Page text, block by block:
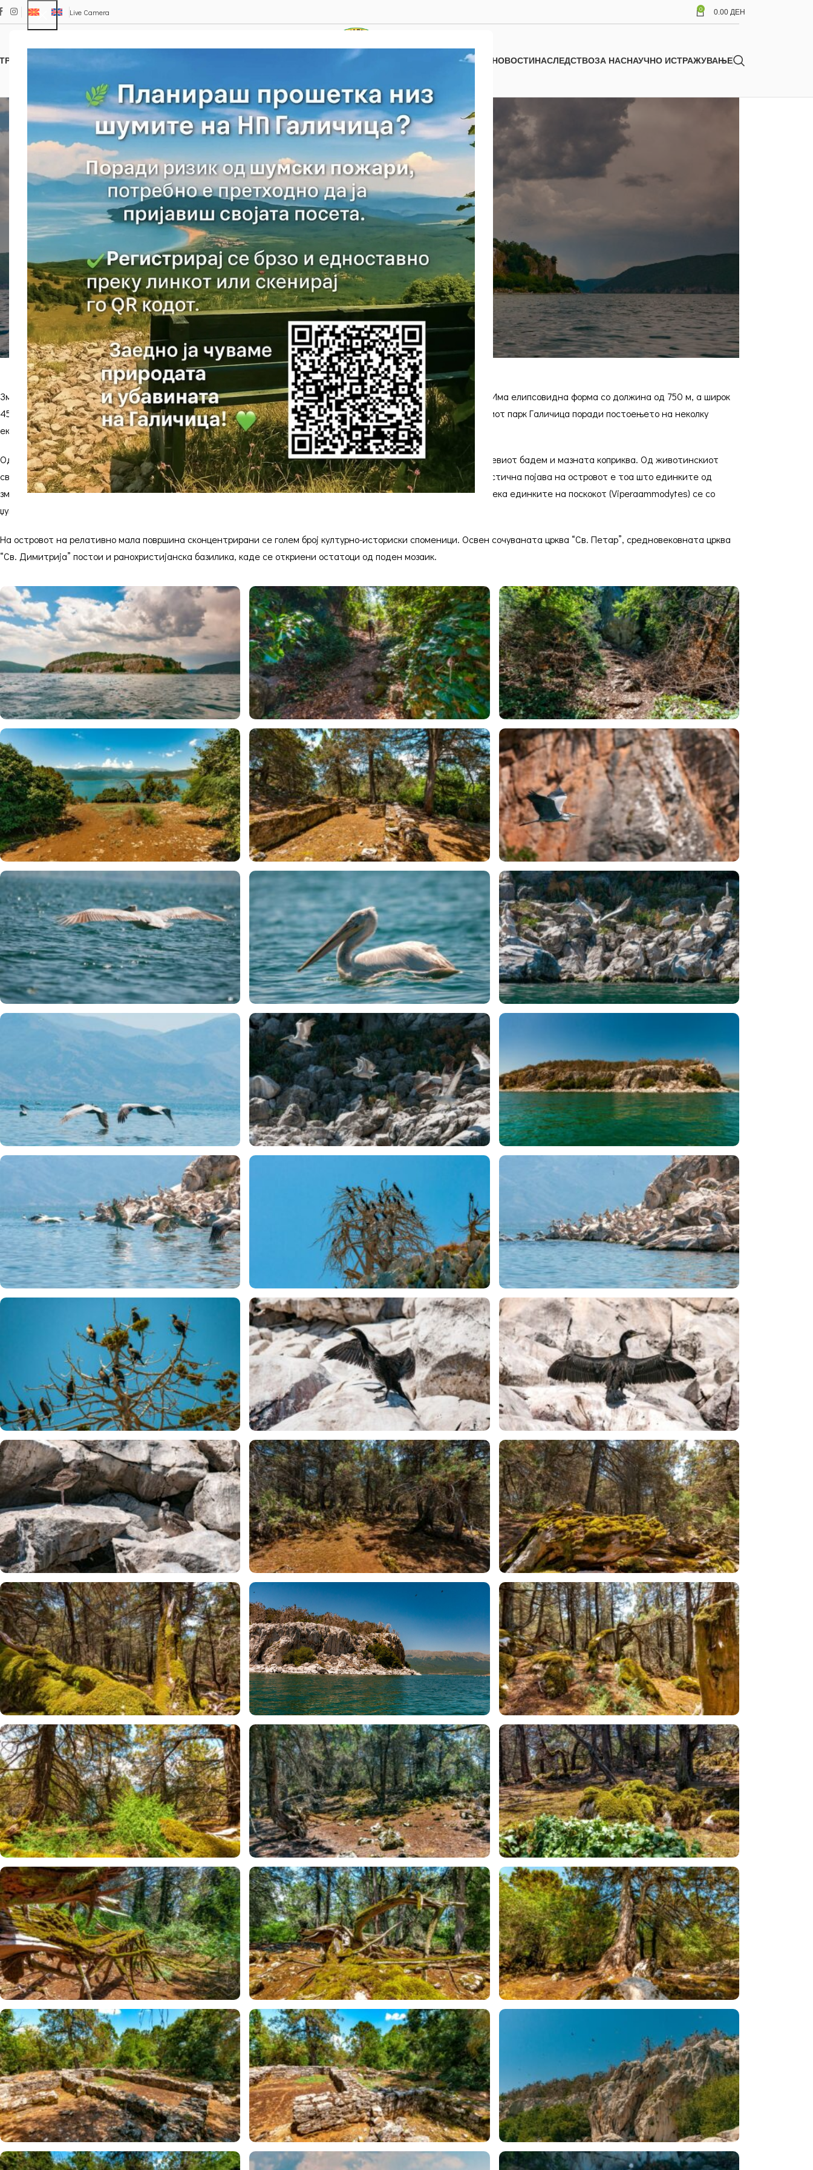
Live Camera 0 0.00 ДЕН
НОВОСТИНАСЛЕДСТВОЗА НАСНАУЧНО ИСТРАЖУВАЊЕ
Туристички атракции
Голем град
Почетна /Туристички атракции/Голем град
Змиски Остров или Свети Петар е остров во Преспанското Езеро и е најголем остров во Република Македонија. Има елипсовидна форма со должина од 750 м, а широк
450 м, со највисок дел 50 м над езерото. Островот Голем Град е исклучително значајно подрачје од Националниот парк Галичица поради постоењето на неколку
еколошки феномени.
Од растителниот свет јасно се издвојуваат две шумски заедници и тоа шумата на дива фоја и шумата на вебиевиот бадем и мазната коприква. Од животинскиот
свет присутни се големиот корморан (Phalocrocorax carbo) и кадрoглавиот пеликан (Pelеcanuscrispus). Карактеристична појава на островот е тоа што единките од
змијата рибарка и скалестата гуштерица се многу покрупни во однос на единките од копнените популации, додека единките на поскокот (Viperaammodytes) се со
џуџест раст.
На островот на релативно мала површина сконцентрирани се голем број културно-историски споменици. Освен сочуваната црква “Св. Петар”, средновековната црква
“Св. Димитрија” постои и ранохристијанска базилика, каде се откриени остатоци од поден мозаик.